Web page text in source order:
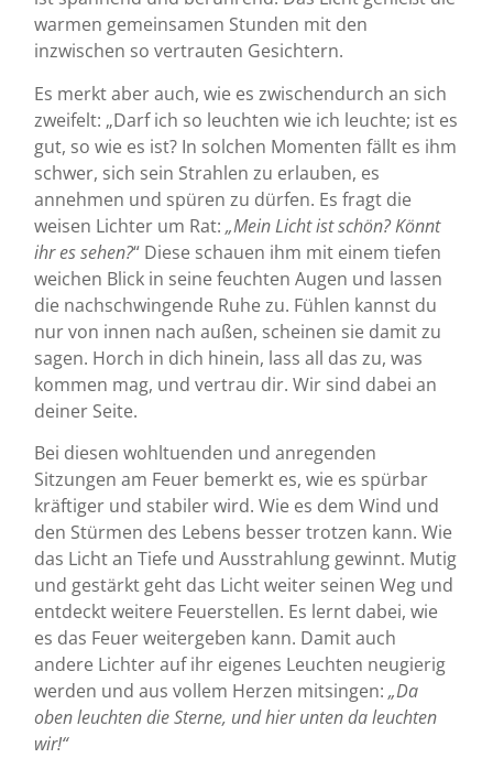
warmen gemeinsamen Stunden mit den
inzwischen so vertrauten Gesichtern.
Es merkt aber auch, wie es zwischendurch an sich
zweifelt: „Darf ich so leuchten wie ich leuchte; ist es
gut, so wie es ist? In solchen Momenten fällt es ihm
schwer, sich sein Strahlen zu erlauben, es
annehmen und spüren zu dürfen. Es fragt die
weisen Lichter um Rat: „Mein Licht ist schön? Könnt
ihr es sehen?“ Diese schauen ihm mit einem tiefen
weichen Blick in seine feuchten Augen und lassen
die nachschwingende Ruhe zu. Fühlen kannst du
nur von innen nach außen, scheinen sie damit zu
sagen. Horch in dich hinein, lass all das zu, was
kommen mag, und vertrau dir. Wir sind dabei an
deiner Seite.
Bei diesen wohltuenden und anregenden
Sitzungen am Feuer bemerkt es, wie es spürbar
kräftiger und stabiler wird. Wie es dem Wind und
den Stürmen des Lebens besser trotzen kann. Wie
das Licht an Tiefe und Ausstrahlung gewinnt. Mutig
und gestärkt geht das Licht weiter seinen Weg und
entdeckt weitere Feuerstellen. Es lernt dabei, wie
es das Feuer weitergeben kann. Damit auch
andere Lichter auf ihr eigenes Leuchten neugierig
werden und aus vollem Herzen mitsingen: „Da
oben leuchten die Sterne, und hier unten da leuchten
wir!“